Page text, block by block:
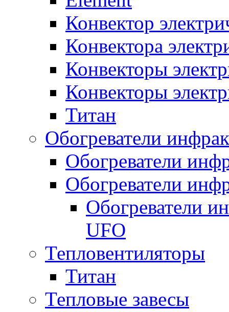
Конвектор
Конвектора
Конвекторы
Конвекторы
Титан
Обогреватели
Обогреватели
Обогреватели
Обогреватели
UFO
Тепловентиляторы
Титан
Тепловые завесы